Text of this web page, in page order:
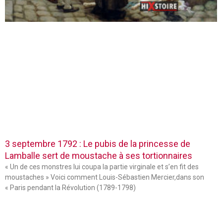
3 septembre 1792 : Le pubis de la princesse de
Lamballe sert de moustache à ses tortionnaires
« Un de ces monstres lui coupa la partie virginale et s’en fit des
moustaches » Voici comment Louis-Sébastien Mercier,dans son
« Paris pendant la Révolution (1789-1798)